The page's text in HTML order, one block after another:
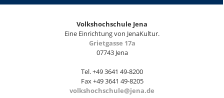
Volkshochschule Jena
Eine Einrichtung von JenaKultur.
Grietgasse 17a
07743 Jena
Tel. +49 3641 49-8200
Fax +49 3641 49-8205
volkshochschule@jena.de